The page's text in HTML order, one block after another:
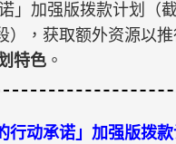
」加强版拨款计划（
，获取额外资源以
特色 。
行动承诺」加强版拨